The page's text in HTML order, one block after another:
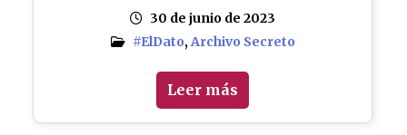
30 de junio de 2023
#ElDato,Archivo Secreto
Leer más